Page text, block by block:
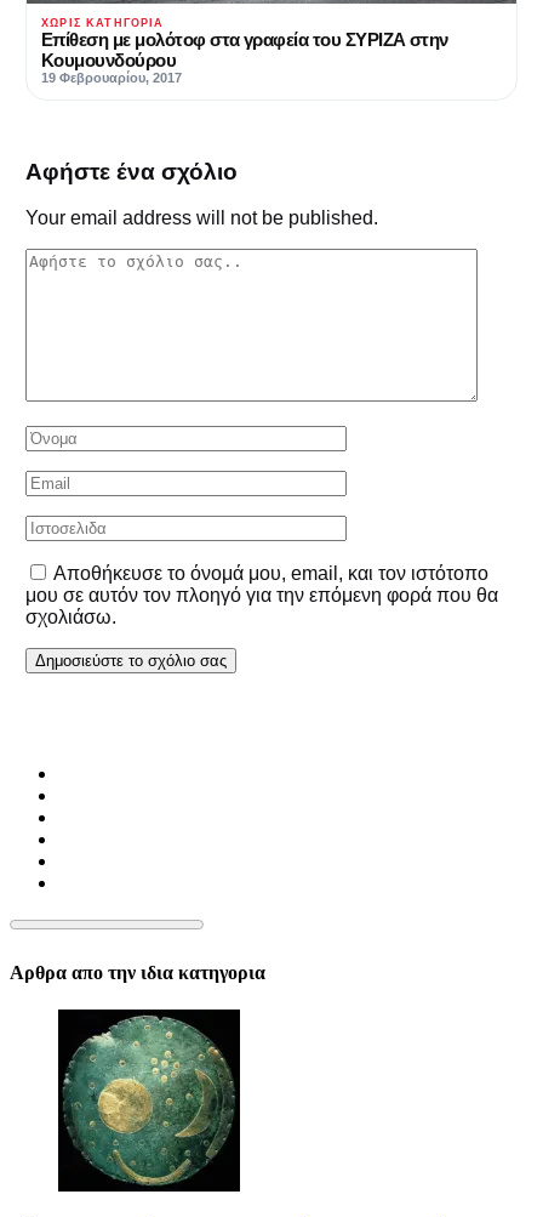
ΧΩΡΊΣ ΚΑΤΗΓΟΡΊΑ
Επίθεση με μολότοφ στα γραφεία του ΣΥΡΙΖΑ στην
Κουμουνδούρου
19 Φεβρουαρίου, 2017
Αφήστε ένα σχόλιο
Your email address will not be published.
Αποθήκευσε το όνομά μου, email, και τον ιστότοπο
μου σε αυτόν τον πλοηγό για την επόμενη φορά που θα
σχολιάσω.
Αρθρα απο την ιδια κατηγορια